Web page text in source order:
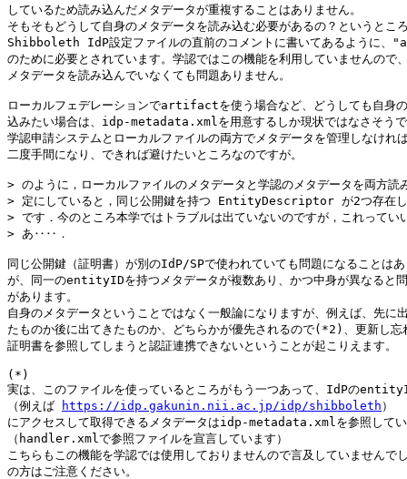
しているため読み込んだメタデータが重複することはありません。
そもそもどうして自身のメタデータを読み込む必要があるの？というとこ
Shibboleth IdP設定ファイルの直前のコメントに書いてあるよう
のために必要とされています。学認ではこの機能を利用していませんので
メタデータを読み込んでいなくても問題ありません。
ローカルフェデレーションでartifactを使う場合など、どうしても自身
込みたい場合は、idp-metadata.xmlを用意するしか現状ではなさそう
学認申請システムとローカルファイルの両方でメタデータを管理しなけれ
二度手間になり、できれば避けたいところなのですが。
> のように，ローカルファイルのメタデータと学認のメタデータを両方読
> 定にしていると，同じ公開鍵を持つ EntityDescriptor が2つ存在し
> です．今のところ本学ではトラブルは出ていないのですが，これってい
> あ‥‥．
同じ公開鍵（証明書）が別のIdP/SPで使われていても問題になること
が、同一のentityIDを持つメタデータが複数あり、かつ中身が異なると
があります。
自身のメタデータということではなく一般論になりますが、例えば、先に
たものか後に出てきたものか、どちらかが優先されるので(*2)、更新し忘
証明書を参照してしまうと認証連携できないということが起こりえます。
(*)
実は、このファイルを使っているところがもう一つあって、IdPの
（例えば
https://idp.gakunin.nii.ac.jp/idp/shibboleth ）
にアクセスして取得できるメタデータはidp-metadata.xmlを参照して
（handler.xmlで参照ファイルを宣言しています）
こちらもこの機能を学認では使用しておりませんので言及していませんで
の方はご注意ください。